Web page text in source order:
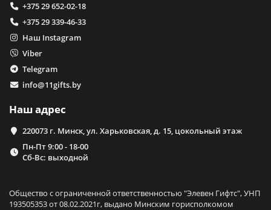
+375 29 652-02-18
+375 29 339-46-33
Наш Instagram
Viber
Telegram
info@11gifts.by
Наш адрес
220073 г. Минск, ул. Харьковская, д. 15, цокольный этаж
Пн-Пт 9:00 - 18-00
Сб-Вс: выходной
Общество с ограниченной ответственностью "Элевен Гифтс", УНП
193505353 от 08.02.2021г, выдано Минским горисполкомом